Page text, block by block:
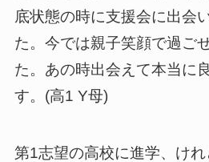
底状態の時に支援会に出会
た。今では親子笑顔で過ご
た。あの時出会えて本当に
す。(高1 Y母)
第1志望の高校に進学、け